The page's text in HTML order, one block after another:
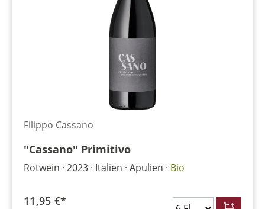
Filippo Cassano
"Cassano" Primitivo
Rotwein 2023 Italien Apulien Bio
11,95 €*